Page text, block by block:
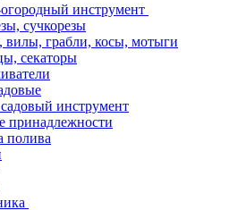
инструмент
сучкорезы
вилы, грабли, косы, мотыги
секаторы
инструмент
принадлежности
полива